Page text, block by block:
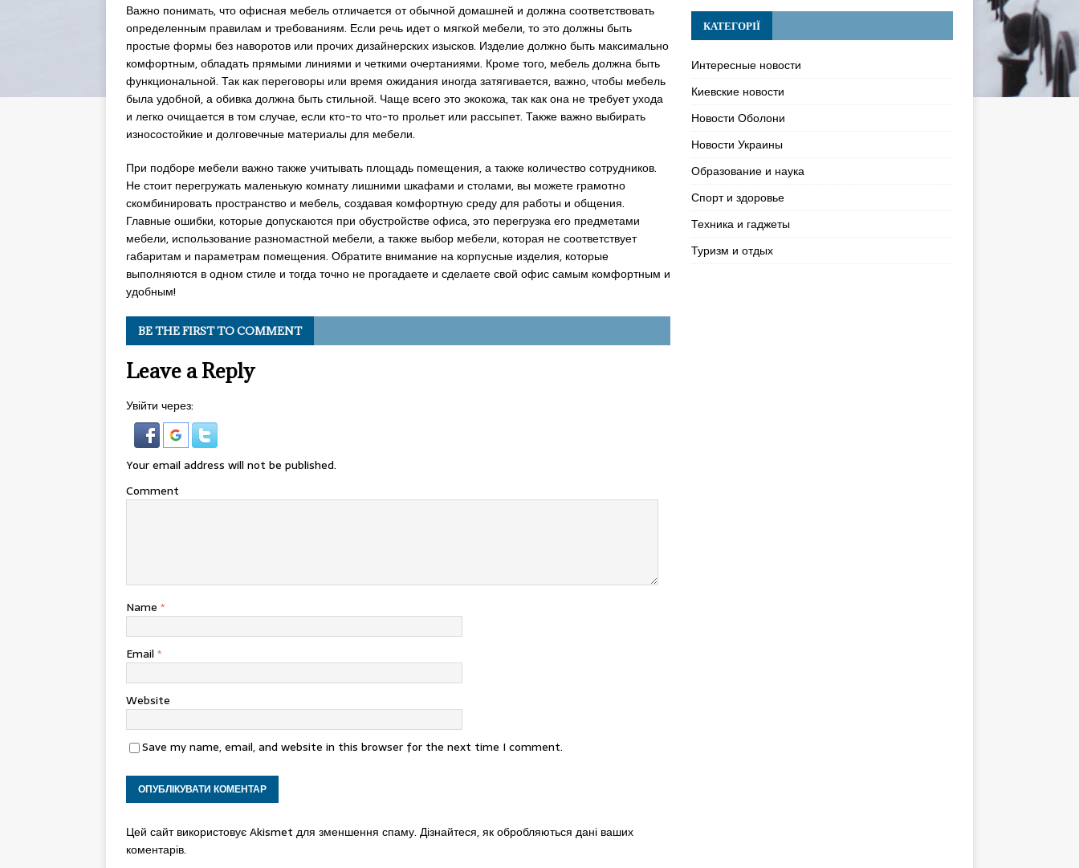
Важно понимать, что офисная мебель отличается от обычной домашней и должна соответствовать
определенным правилам и требованиям. Если речь идет о мягкой мебели, то это должны быть
простые формы без наворотов или прочих дизайнерских изысков. Изделие должно быть максимально
комфортным, обладать прямыми линиями и четкими очертаниями. Кроме того, мебель должна быть
функциональной. Так как переговоры или время ожидания иногда затягивается, важно, чтобы мебель
была удобной, а обивка должна быть стильной. Чаще всего это экокожа, так как она не требует ухода
и легко очищается в том случае, если кто-то что-то прольет или рассыпет. Также важно выбирать
износостойкие и долговечные материалы для мебели.
При подборе мебели важно также учитывать площадь помещения, а также количество сотрудников.
Не стоит перегружать маленькую комнату лишними шкафами и столами, вы можете грамотно
скомбинировать пространство и мебель, создавая комфортную среду для работы и общения.
Главные ошибки, которые допускаются при обустройстве офиса, это перегрузка его предметами
мебели, использование разномастной мебели, а также выбор мебели, которая не соответствует
габаритам и параметрам помещения. Обратите внимание на корпусные изделия, которые
выполняются в одном стиле и тогда точно не прогадаете и сделаете свой офис самым комфортным и
удобным!
BE THE FIRST TO COMMENT
Leave a Reply
Увійти через:
Your email address will not be published.
Comment
Name *
Email *
Website
Save my name, email, and website in this browser for the next time I comment.
Цей сайт використовує Akismet для зменшення спаму. Дізнайтеся, як обробляються дані ваших
коментарів.
КАТЕГОРІЇ
Интересные новости
Киевские новости
Новости Оболони
Новости Украины
Образование и наука
Спорт и здоровье
Техника и гаджеты
Туризм и отдых